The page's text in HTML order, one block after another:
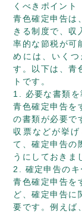
くべきポイント
青色確定申告は
きる制度で、収
率的な節税が可
めには、いく
す。以下は、青
トです。
1. 必要な書類を
青色確定申告を
の書類が必要で
収票などが挙
て、確定申告の
うにしておきま
2. 確定申告のキ
青色確定申告を
ど、確定申告に
要です。例えば